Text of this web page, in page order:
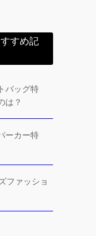
すめ記
バッグ特
は？
ーカー特
ファッショ